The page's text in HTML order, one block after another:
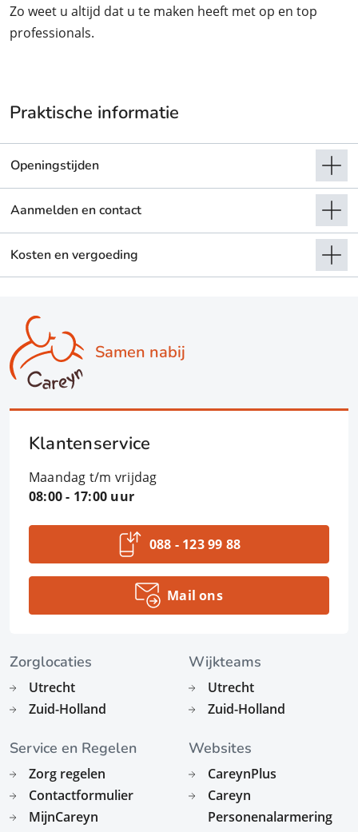
Zo weet u altijd dat u te maken heeft met op en top
professionals.
Praktische informatie
Openingstijden
Aanmelden en contact
Kosten en vergoeding
Samen nabij
Klantenservice
Maandag t/m vrijdag
08:00 - 17:00 uur
088 - 123 99 88
Mail ons
Zorglocaties
Utrecht
Zuid-Holland
Wijkteams
Utrecht
Zuid-Holland
Service en Regelen
Zorg regelen
Contactformulier
MijnCareyn
Websites
CareynPlus
Careyn
Personenalarmering